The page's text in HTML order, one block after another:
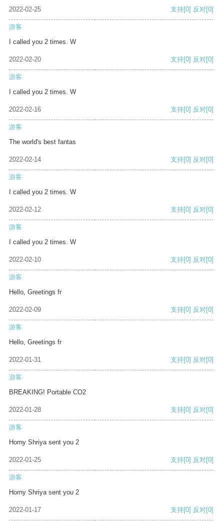
2022-02-25 支持[0] 反对[0]
游客
I called you 2 times. W
2022-02-20 支持[0] 反对[0]
游客
I called you 2 times. W
2022-02-16 支持[0] 反对[0]
游客
The world's best fantas
2022-02-14 支持[0] 反对[0]
游客
I called you 2 times. W
2022-02-12 支持[0] 反对[0]
游客
I called you 2 times. W
2022-02-10 支持[0] 反对[0]
游客
Hello, Greetings fr
2022-02-09 支持[0] 反对[0]
游客
Hello, Greetings fr
2022-01-31 支持[0] 反对[0]
游客
BREAKING! Portable CO2
2022-01-28 支持[0] 反对[0]
游客
Horny Shriya sent you 2
2022-01-25 支持[0] 反对[0]
游客
Horny Shriya sent you 2
2022-01-17 支持[0] 反对[0]